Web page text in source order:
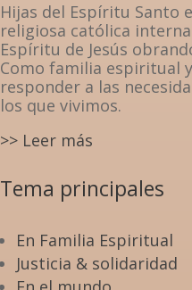
Hijas del Espíritu Santo
religiosa católica
Espíritu de Jesús
Como familia espiritual
responder a las
los que vivimos.
>> Leer más
Tema principales
En Familia Espiritual
Justicia & solidaridad